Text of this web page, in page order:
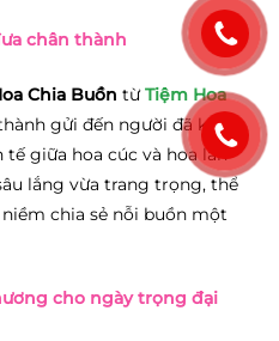
chân thành
Chia Buồn từTiệm Hoa
gửi đến người đã khuất
giữa hoa cúc và hoa lan
lắng vừa trang trọng, thể
chia sẻ nỗi buồn một
cho ngày trọng đại